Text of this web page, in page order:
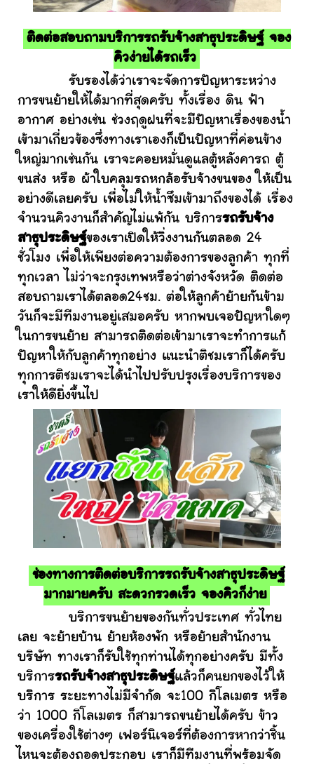
ติดต่อสอบถามบริการรถรับจ้างสาธุประดิษฐ์ จอง
คิวง่ายได้รถเร็ว
รับรองได้ว่าเราจะจัดการปัญหาระหว่าง
การขนย้ายให้ได้มากที่สุดครับ ทั้งเรื่อง ดิน ฟ้า
อากาศ อย่างเช่น ช่วงฤดูฝนที่จะมีปัญหาเรื่องของน้ำ
เข้ามาเกี่ยวข้องซึ่งทางเราเองก็เป็นปัญหาที่ค่อนข้าง
ใหญ่มากเช่นกัน เราจะคอยหมั่นดูแลตู้หลังคารถ ตู้
ขนส่ง หรือ ผ้าใบคลุมรถหกล้อรับจ้างขนของ ให้เป็น
อย่างดีเลยครับ เพื่อไม่ให้น้ำซึมเข้ามาถึงของได้ เรื่อง
จำนวนคิวงานก็สำคัญไม่แพ้กัน บริการรถรับจ้าง
สาธุประดิษฐ์ของเราเปิดให้วิ่งงานกันตลอด 24
ชั่วโมง เพื่อให้เพียงต่อความต้องการของลูกค้า ทุกที่
ทุกเวลา ไม่ว่าจะกรุงเทพหรือว่าต่างจังหวัด ติดต่อ
สอบถามเราได้ตลอด24ชม. ต่อให้ลูกค้าย้ายกันข้าม
วันก็จะมีทีมงานอยู่เสมอครับ หากพบเจอปัญหาใดๆ
ในการขนย้าย สามารถติดต่อเข้ามาเราจะทำการแก้
ปัญหาให้กับลูกค้าทุกอย่าง แนะนำติชมเราก็ได้ครับ
ทุกการติชมเราจะได้นำไปปรับปรุงเรื่องบริการของ
เราให้ดียิ่งขึ้นไป
ช่องทางการติดต่อบริการรถรับจ้างสาธุประดิษฐ์
มากมายครับ สะดวกรวดเร็ว จองคิวก็ง่าย
บริการขนย้ายของกันทั่วประเทศ ทั่วไทย
เลย จะย้ายบ้าน ย้ายห้องพัก หรือย้ายสำนักงาน
บริษัท ทางเราก็รับใช้ทุกท่านได้ทุกอย่างครับ มีทั้ง
บริการรถรับจ้างสาธุประดิษฐ์แล้วก็คนยกของไว้ให้
บริการ ระยะทางไม่มีจำกัด จะ100 กิโลเมตร หรือ
ว่า 1000 กิโลเมตร ก็สามารถขนย้ายได้ครับ ข้าว
ของเครื่องใช้ต่างๆ เฟอร์นิเจอร์ที่ต้องการหากว่าชิ้น
ไหนจะต้องถอดประกอบ เราก็มีทีมงานที่พร้อมจัด